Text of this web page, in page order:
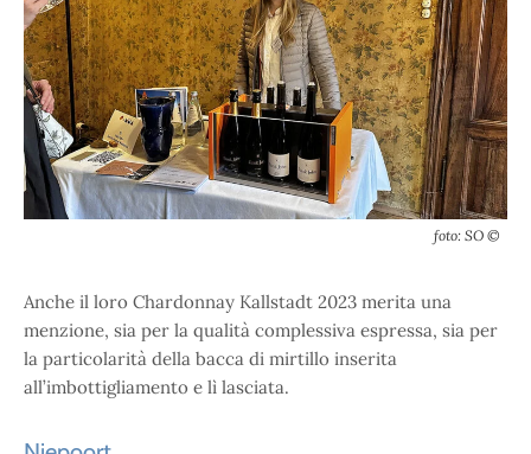
foto: SO ©
Anche il loro Chardonnay Kallstadt 2023 merita una
menzione, sia per la qualità complessiva espressa, sia per
la particolarità della bacca di mirtillo inserita
all’imbottigliamento e lì lasciata.